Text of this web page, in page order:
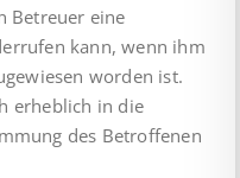
Betreuer eine
kann, wenn ihm
worden ist.
erheblich in die
des Betroffenen